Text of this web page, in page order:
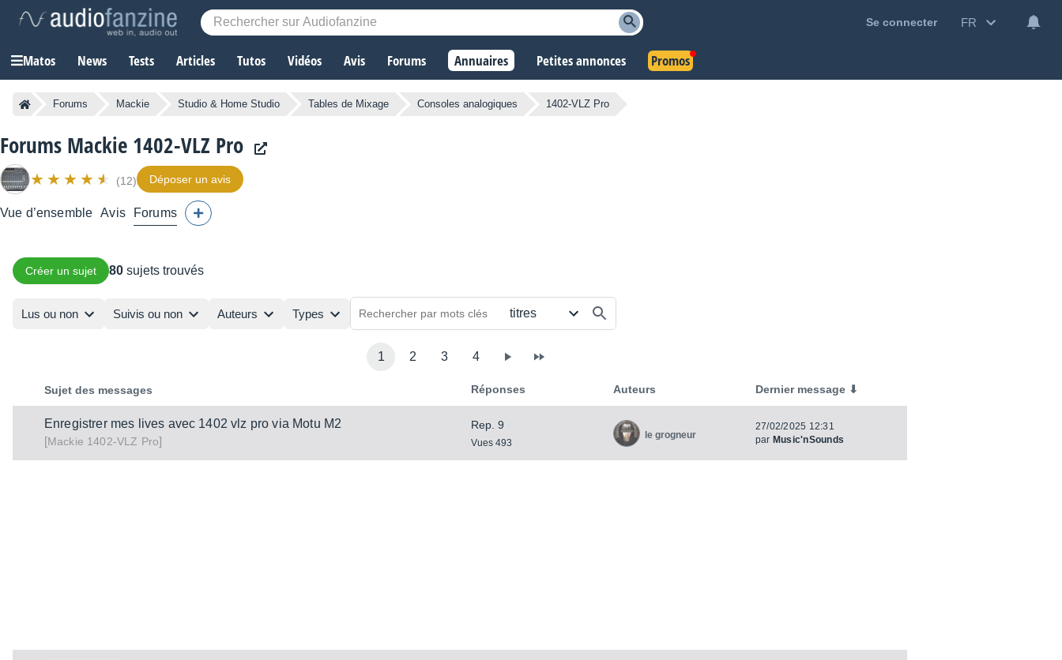
Se connecter FR
Matos News Tests Articles Tutos Vidéos Avis Forums Annuaires Petites annonces Promos
Forums Mackie Studio & Home Studio Tables de Mixage Consoles analogiques 1402-VLZ Pro
Forums Mackie 1402-VLZ Pro
(12) Déposer un avis
Vue d’ensemble Avis Forums
Créer un sujet 80 sujets trouvés
Lus ou non Suivis ou non Auteurs Types
1 2 3 4
Sujet des messages Réponses Auteurs Dernier message ⬇
Enregistrer mes lives avec 1402 vlz pro via Motu M2
[Mackie 1402-VLZ Pro]
Rep. 9
Vues 493
le grogneur
27/02/2025 12:31
par Music'nSounds